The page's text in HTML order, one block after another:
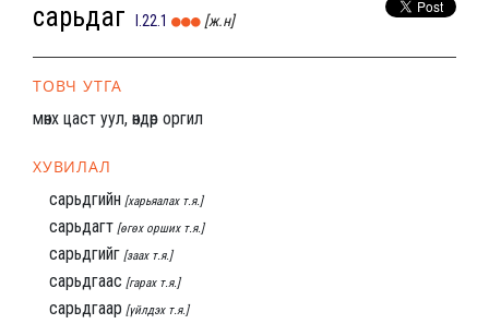
сарьдаг I.22.1 [ж.н]
ТОВЧ УТГА
мөнх цаст уул, өндөр оргил
ХУВИЛАЛ
сарьдгийн [харьяалах т.я.]
сарьдагт [өгөх орших т.я.]
сарьдгийг [заах т.я.]
сарьдгаас [гарах т.я.]
сарьдгаар [үйлдэх т.я.]